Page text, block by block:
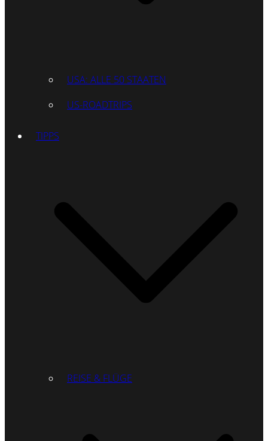
USA: ALLE 50 STAATEN
US-ROADTRIPS
TIPPS
REISE & FLÜGE